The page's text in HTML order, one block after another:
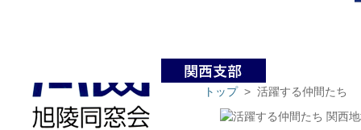
トップ> 活躍する仲間たち
関西